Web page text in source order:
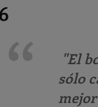
"El
sólo